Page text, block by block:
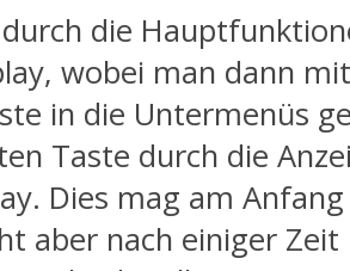
die
wobei man dann
in die Untermenüs
Taste durch die
Dies mag am
aber nach einiger Zeit